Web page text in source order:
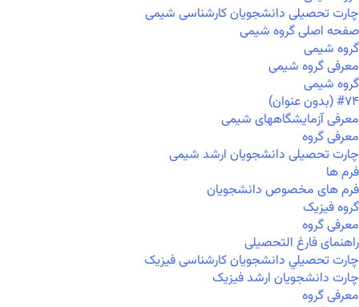
چارت تحصیلی دانشجویان کارشناسی شیمی
صفحه اصلی گروه شیمی
گروه شیمی
معرفی گروه شیمی
گروه شیمی
#۷۴ (بدون عنوان)
معرفی آزمایشگاههای شیمی
معرفی گروه
چارت تحصیلی دانشجویان ارشد شیمی
فرم ها
فرم های مخصوص دانشجویان
گروه فیزیک
معرفی گروه
راهنمای فارغ التحصیلی
چارت تحصيلي دانشجویان کارشناسی فیزیک
چارت دانشجویان ارشد فیزیک
معرفی گروه